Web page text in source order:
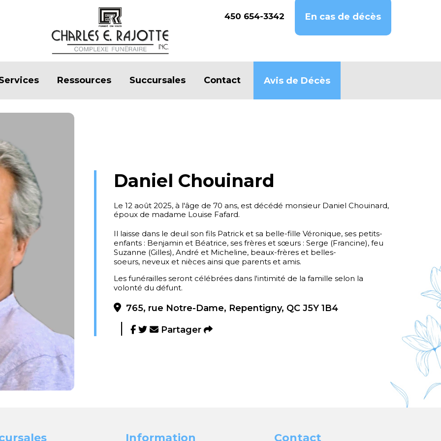
450 654-3342 En cas de décès
Ressources Succursales Contact Avis de Décès
Daniel Chouinard
Le 12 août 2025, à l'âge de 70 ans, est décédé monsieur Daniel Chouinard,
époux de madame Louise Fafard.
Il laisse dans le deuil son fils Patrick et sa belle-fille Véronique, ses petits-
enfants : Benjamin et Béatrice, ses frères et sœurs : Serge (Francine), feu
Suzanne (Gilles), André et Micheline, beaux-frères et belles-
soeurs, neveux et nièces ainsi que parents et amis.
Les funérailles seront célébrées dans l'intimité de la famille selon la
volonté du défunt.
765, rue Notre-Dame, Repentigny, QC J5Y 1B4
Partager
Information Contact